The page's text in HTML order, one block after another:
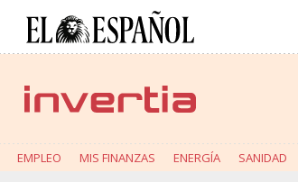
EMPLEO MIS FINANZAS ENERGÍA SANIDAD